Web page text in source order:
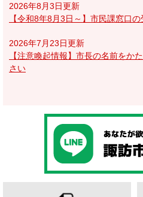
2026年8月3日更新
【令和8年8月3日～】市民課窓口
2026年7月23日更新
【注意喚起情報】市長の名前をか
さい